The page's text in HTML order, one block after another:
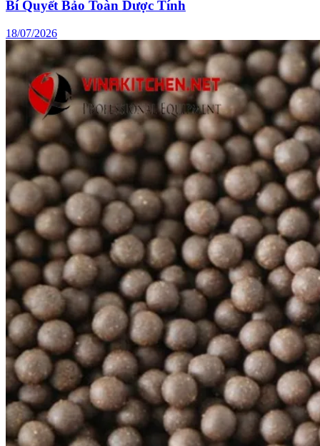
Bí Quyết Bảo Toàn Dược Tính
18/07/2026